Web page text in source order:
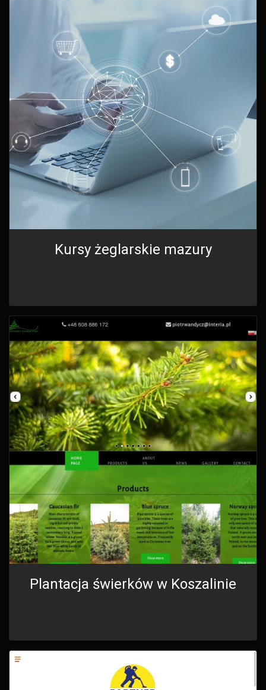
Kursy żeglarskie mazury
Plantacja świerków w Koszalinie